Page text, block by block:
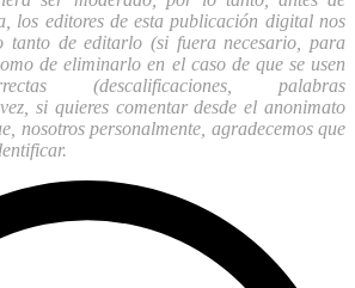
los editores de esta publicación digital nos
tanto de editarlo (si fuera necesario, para
de eliminarlo en el caso de que se usen
(descalificaciones, palabras
si quieres comentar desde el anonimato
nosotros personalmente, agradecemos que